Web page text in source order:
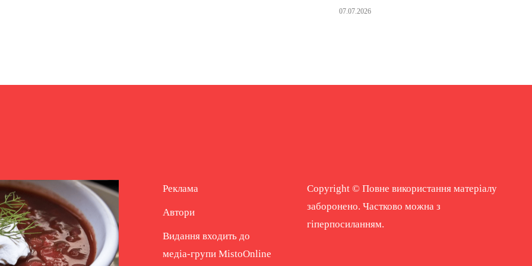
07.07.2026
Реклама
Автори
Видання входить до
медіа-групи MistoOnline
Copyright © Повне використання матеріалу
заборонено. Частково можна з
гіперпосиланням.